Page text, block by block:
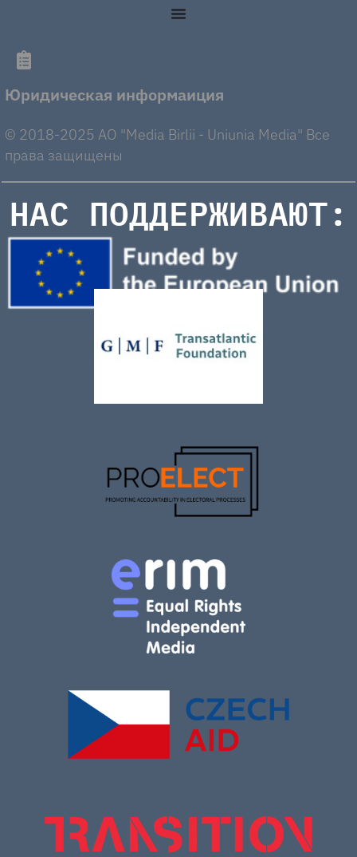
Юридическая информаиция
© 2018-2025 AO "Media Birlii - Uniunia Media" Все
права защищены
НАС ПОДДЕРЖИВАЮТ: